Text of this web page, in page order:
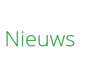
Nieuws